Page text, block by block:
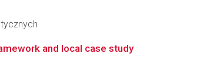
and local case study